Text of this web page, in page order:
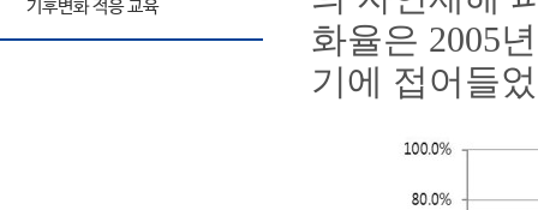
기후변화 적응 교육
화율은 2005
기에 접어들